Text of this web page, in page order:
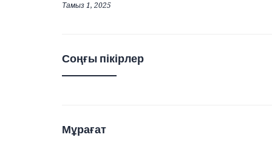
Тамыз 1, 2025
Соңғы пікірлер
Мұрағат